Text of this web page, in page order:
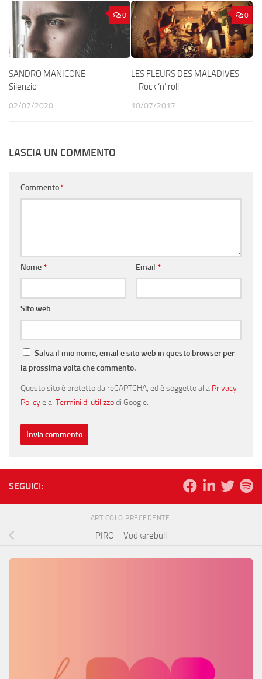
0
SANDRO MANICONE –
Silenzio
02/07/2020
0
LES FLEURS DES MALADIVES
– Rock ‘n’ roll
10/07/2017
LASCIA UN COMMENTO
Commento*
Nome* Email *
Sito web
Salva il mio nome, email e sito web in questo browser per
la prossima volta che commento.
Questo sito è protetto da reCAPTCHA, ed è soggetto alla Privacy
Policye ai Termini di utilizzodi Google.
SEGUICI:
ARTICOLO PRECEDENTE
PIRO – Vodkarebull